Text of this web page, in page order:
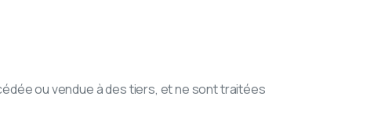
ou vendue à des tiers, et ne sont traitées